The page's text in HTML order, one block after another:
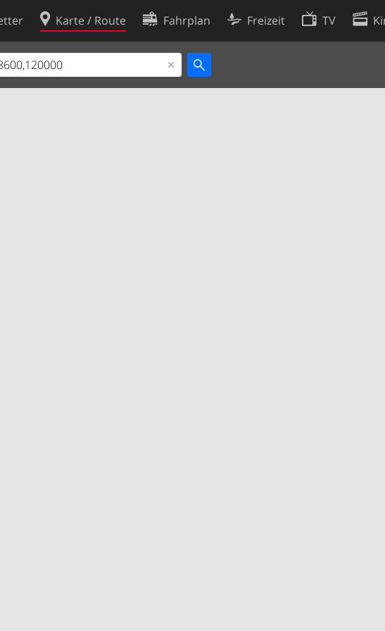
Karte / Route Fahrplan Freizeit TV
Cookie-Richtlinie
Cookie-Einstellungen